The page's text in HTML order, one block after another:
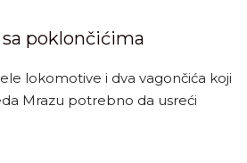
poklončićima
lokomotive i dva vagončića koji
Mrazu potrebno da usreći